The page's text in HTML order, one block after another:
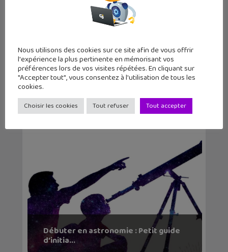
4 idées de sorties geek pour les
vacances à Paris...
Débuter en astronomie : Petit guide
d’initia...
Nous utilisons des cookies sur ce site afin de vous offrir
l'expérience la plus pertinente en mémorisant vos
préférences lors de vos visites répétées. En cliquant sur
"Accepter tout", vous consentez à l'utilisation de tous les
cookies.
Choisir les cookies Tout refuser Tout accepter